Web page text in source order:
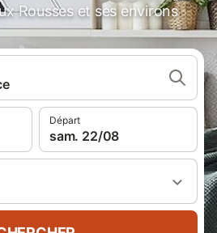
Rousses et ses environs
Départ
sam. 22/08